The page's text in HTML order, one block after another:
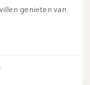
genieten van